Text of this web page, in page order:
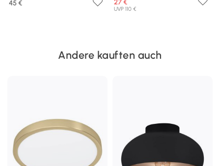
45 € 27 €
UVP 110 €
Andere kauften auch